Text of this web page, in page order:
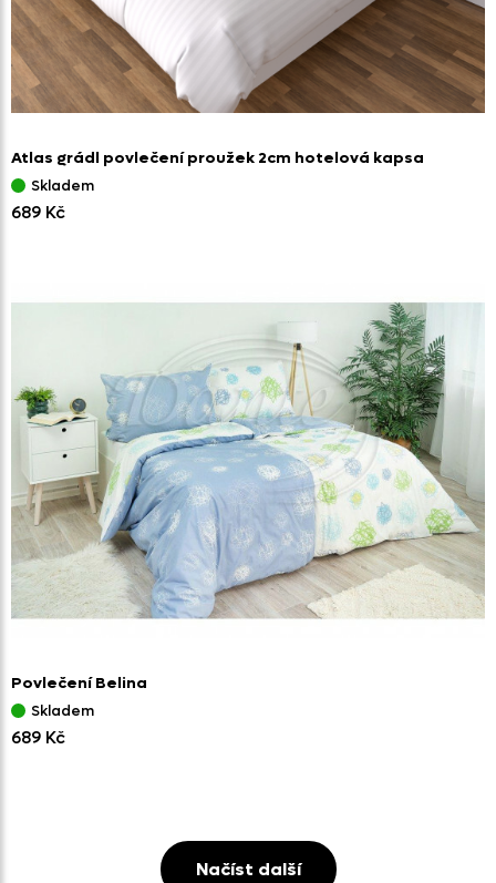
Atlas grádl povlečení proužek 2cm hotelová kapsa
Skladem
689 Kč
Povlečení Belina
Skladem
689 Kč
Načíst další